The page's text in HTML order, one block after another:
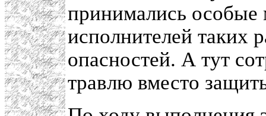
принимались особые
исполнителей таких
опасностей. А тут
травлю вместо